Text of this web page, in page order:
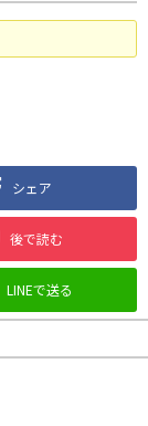
シェア
後で読む
LINEで送る